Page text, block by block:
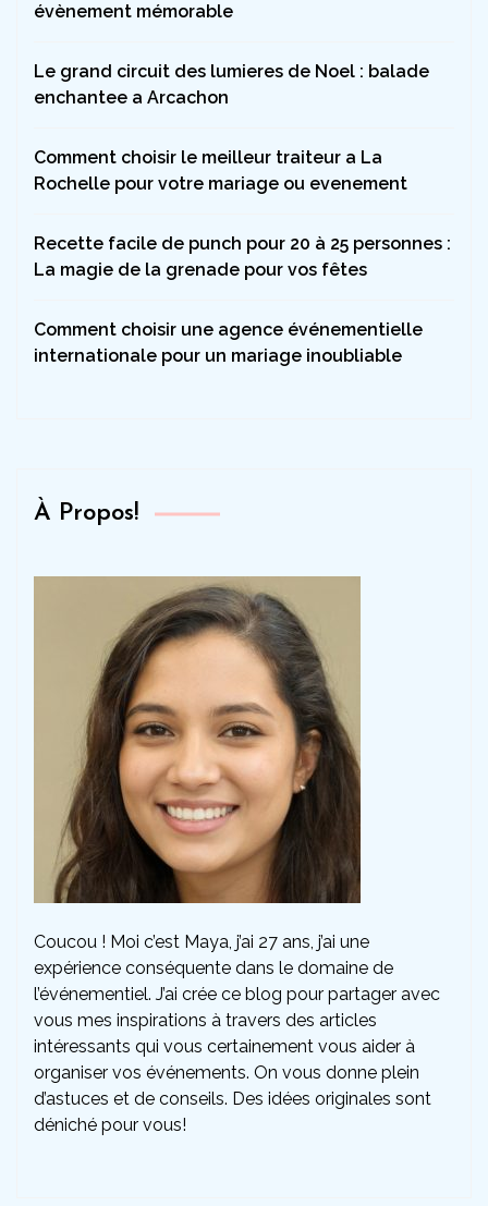
évènement mémorable
Le grand circuit des lumieres de Noel : balade
enchantee a Arcachon
Comment choisir le meilleur traiteur a La
Rochelle pour votre mariage ou evenement
Recette facile de punch pour 20 à 25 personnes :
La magie de la grenade pour vos fêtes
Comment choisir une agence événementielle
internationale pour un mariage inoubliable
À Propos!
Coucou ! Moi c’est Maya, j’ai 27 ans, j’ai une
expérience conséquente dans le domaine de
l’événementiel. J’ai crée ce blog pour partager avec
vous mes inspirations à travers des articles
intéressants qui vous certainement vous aider à
organiser vos événements. On vous donne plein
d’astuces et de conseils. Des idées originales sont
déniché pour vous!